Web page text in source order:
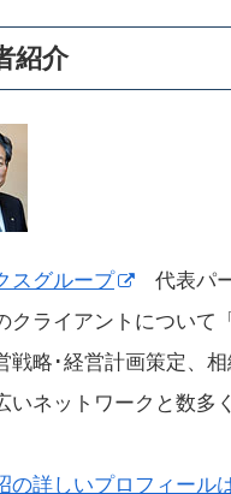
紹介
スグループ
代表パ
クライアントについて
戦略･経営計画策定、
いネットワークと数多
の詳しいプロフィール